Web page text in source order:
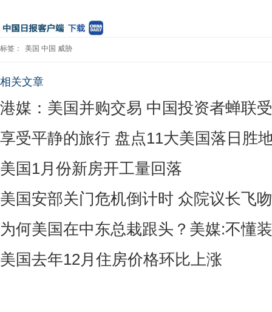
标签： 美国 中国 威胁
相关文章
港媒：美国并购交易 中国投资者蝉联
享受平静的旅行 盘点11大美国落日胜
美国1月份新房开工量回落
美国安部关门危机倒计时 众院议长飞
为何美国在中东总栽跟头？美媒:不懂
美国去年12月住房价格环比上涨